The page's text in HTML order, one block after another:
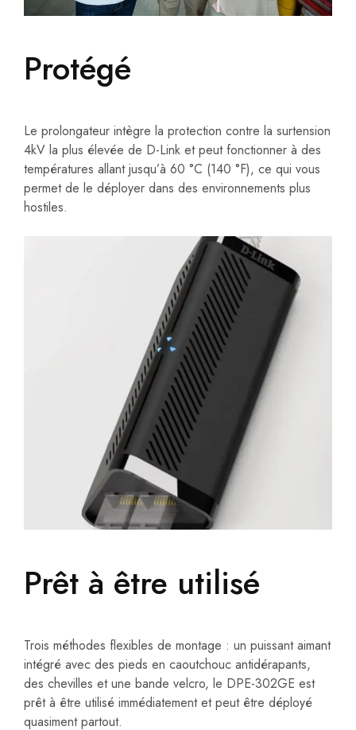
Protégé
Le prolongateur intègre la protection contre la surtension
4kV la plus élevée de D-Link et peut fonctionner à des
températures allant jusqu’à 60 °C (140 °F), ce qui vous
permet de le déployer dans des environnements plus
hostiles.
Prêt à être utilisé
Trois méthodes flexibles de montage : un puissant aimant
intégré avec des pieds en caoutchouc antidérapants,
des chevilles et une bande velcro, le DPE-302GE est
prêt à être utilisé immédiatement et peut être déployé
quasiment partout.